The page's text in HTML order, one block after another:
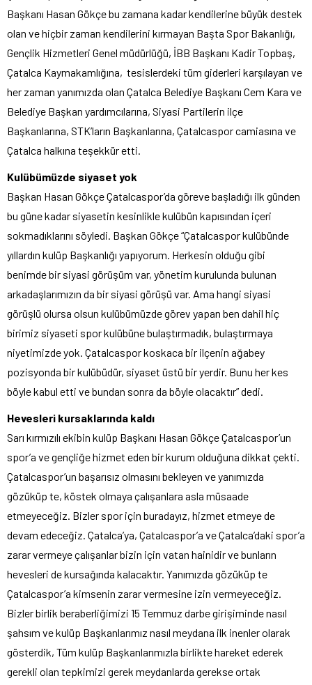
Başkanı Hasan Gökçe bu zamana kadar kendilerine büyük destek
olan ve hiçbir zaman kendilerini kırmayan Başta Spor Bakanlığı,
Gençlik Hizmetleri Genel müdürlüğü, İBB Başkanı Kadir Topbaş,
Çatalca Kaymakamlığına, tesislerdeki tüm giderleri karşılayan ve
her zaman yanımızda olan Çatalca Belediye Başkanı Cem Kara ve
Belediye Başkan yardımcılarına, Siyasi Partilerin ilçe
Başkanlarına, STK’ların Başkanlarına, Çatalcaspor camiasına ve
Çatalca halkına teşekkür etti.
Kulübümüzde siyaset yok
Başkan Hasan Gökçe Çatalcaspor’da göreve başladığı ilk günden
bu güne kadar siyasetin kesinlikle kulübün kapısından içeri
sokmadıklarını söyledi. Başkan Gökçe “Çatalcaspor kulübünde
yıllardın kulüp Başkanlığı yapıyorum. Herkesin olduğu gibi
benimde bir siyasi görüşüm var, yönetim kurulunda bulunan
arkadaşlarımızın da bir siyasi görüşü var. Ama hangi siyasi
görüşlü olursa olsun kulübümüzde görev yapan ben dahil hiç
birimiz siyaseti spor kulübüne bulaştırmadık, bulaştırmaya
niyetimizde yok. Çatalcaspor koskaca bir ilçenin ağabey
pozisyonda bir kulübüdür, siyaset üstü bir yerdir. Bunu her kes
böyle kabul etti ve bundan sonra da böyle olacaktır” dedi.
Hevesleri kursaklarında kaldı
Sarı kırmızılı ekibin kulüp Başkanı Hasan Gökçe Çatalcaspor’un
spor’a ve gençliğe hizmet eden bir kurum olduğuna dikkat çekti.
Çatalcaspor’un başarısız olmasını bekleyen ve yanımızda
gözüküp te, köstek olmaya çalışanlara asla müsaade
etmeyeceğiz. Bizler spor için buradayız, hizmet etmeye de
devam edeceğiz. Çatalca’ya, Çatalcaspor’a ve Çatalca’daki spor’a
zarar vermeye çalışanlar bizin için vatan hainidir ve bunların
hevesleri de kursağında kalacaktır. Yanımızda gözüküp te
Çatalcaspor’a kimsenin zarar vermesine izin vermeyeceğiz.
Bizler birlik beraberliğimizi 15 Temmuz darbe girişiminde nasıl
şahsım ve kulüp Başkanlarımız nasıl meydana ilk inenler olarak
gösterdik, Tüm kulüp Başkanlarımızla birlikte hareket ederek
gerekli olan tepkimizi gerek meydanlarda gerekse ortak